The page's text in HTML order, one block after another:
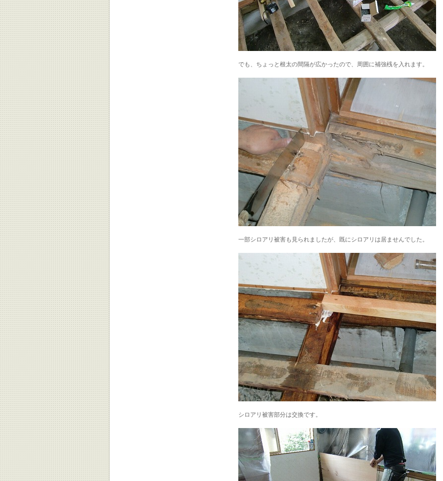
でも、ちょっと根太の間隔が広かったので、周囲に補強桟を入れます。
一部シロアリ被害も見られましたが、既にシロアリは居ませんでした。
シロアリ被害部分は交換です。